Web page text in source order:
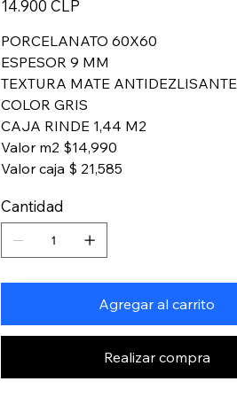
14.900 CLP
PORCELANATO 60X60
ESPESOR 9 MM
TEXTURA MATE ANTIDEZLISANTE
COLOR GRIS
CAJA RINDE 1,44 M2
Valor m2 $14,990
Valor caja $ 21,585
Cantidad
Agregar al carrito
Realizar compra